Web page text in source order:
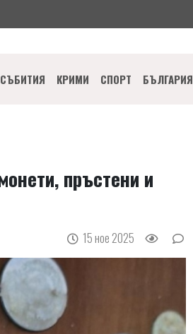
СЪБИТИЯ КРИМИ СПОРТ БЪЛГАРИЯ
пръстени и
15 ное 2025